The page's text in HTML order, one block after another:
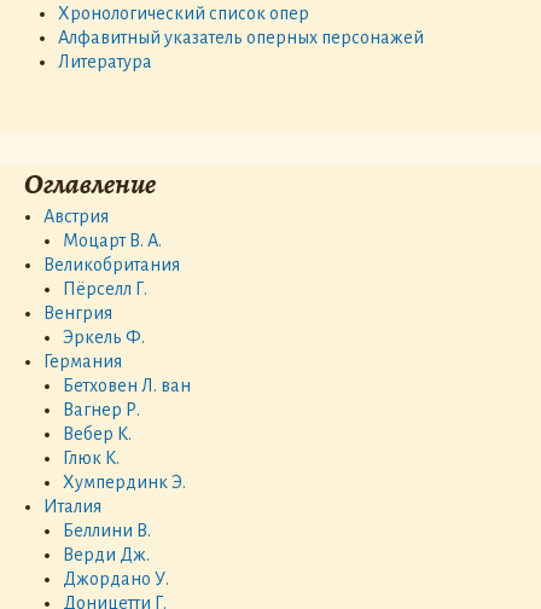
Хронологический список опер
Алфавитный указатель оперных персонажей
Литература
Оглавление
Австрия
Моцарт В. А.
Великобритания
Пёрселл Г.
Венгрия
Эркель Ф.
Германия
Бетховен Л. ван
Вагнер Р.
Вебер К.
Глюк К.
Хумпердинк Э.
Италия
Беллини В.
Верди Дж.
Джордано У.
Доницетти Г.